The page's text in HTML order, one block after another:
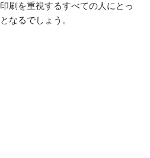
刷を重視するすべての人にとっ
なるでしょう。